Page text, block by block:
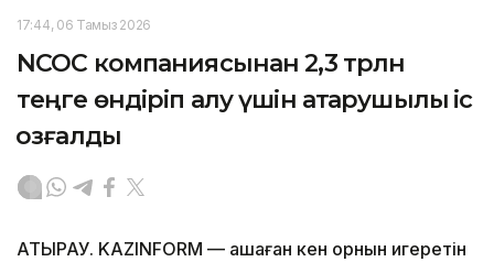
17:44, 06 Тамыз 2026
NCOC компаниясынан 2,3 трлн
теңге өндіріп алу үшін атқарушылық іс
қозғалды
АТЫРАУ. KAZINFORM — Қашаған кен орнын игеретін